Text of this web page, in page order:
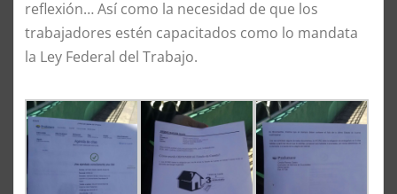
reflexión… Así como la necesidad de que los
trabajadores estén capacitados como lo mandata
la Ley Federal del Trabajo.